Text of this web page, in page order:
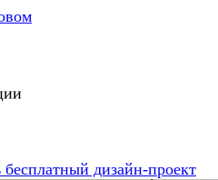
бесплатный дизайн-проект